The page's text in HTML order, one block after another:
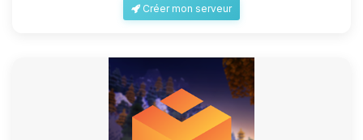
Créer mon serveur